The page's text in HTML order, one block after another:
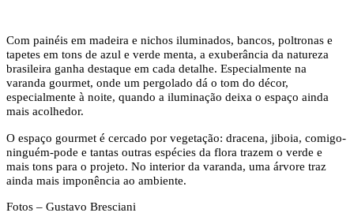
Com painéis em madeira e nichos iluminados, bancos, poltronas e
tapetes em tons de azul e verde menta, a exuberância da natureza
brasileira ganha destaque em cada detalhe. Especialmente na
varanda gourmet, onde um pergolado dá o tom do décor,
especialmente à noite, quando a iluminação deixa o espaço ainda
mais acolhedor.
O espaço gourmet é cercado por vegetação: dracena, jiboia, comigo-
ninguém-pode e tantas outras espécies da flora trazem o verde e
mais tons para o projeto. No interior da varanda, uma árvore traz
ainda mais imponência ao ambiente.
Fotos – Gustavo Bresciani